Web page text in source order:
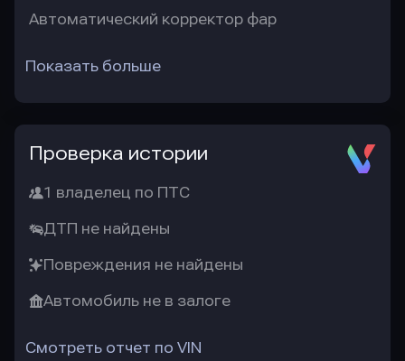
Автоматический корректор фар
Показать больше
Проверка истории
1 владелец по ПТС
ДТП не найдены
Повреждения не найдены
Автомобиль не в залоге
Смотреть отчет по VIN